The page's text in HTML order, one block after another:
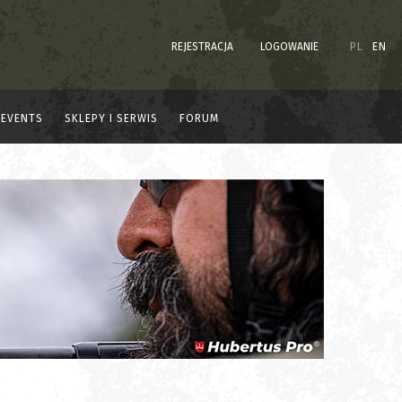
REJESTRACJA LOGOWANIE PL EN
EVENTS SKLEPY I SERWIS FORUM